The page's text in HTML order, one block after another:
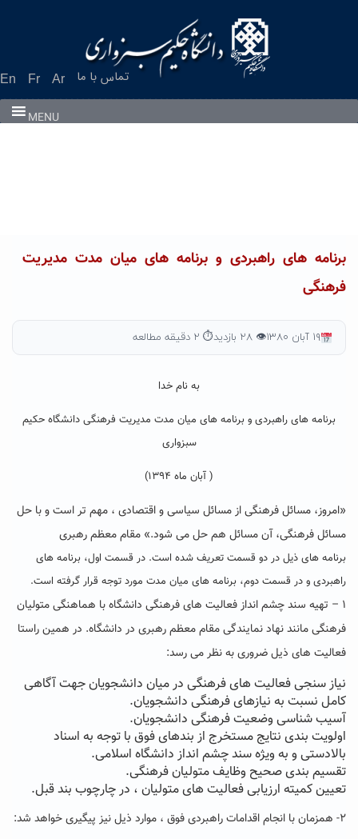
En Fr Ar تماس با ما
MENU
برنامه های راهبردی و برنامه های میان مدت مدیریت
فرهنگی
۱۹ آبان ۱۳۸۰ 👁 ۲۸ بازدید ⏱ ۲ دقیقه مطالعه
به نام خدا
برنامه های راهبردی و برنامه های میان مدت مدیریت فرهنگی دانشگاه حکیم
سبزواری
( آبان ماه ۱۳۹۴)
«امروز، مسائل فرهنگی از مسائل سیاسی و اقتصادی ، مهم تر است و با حل
مسائل فرهنگی، آن مسائل هم حل می شود.» مقام معظم رهبری
برنامه های ذیل در دو قسمت تعریف شده است. در قسمت اول، برنامه های
راهبردی و در قسمت دوم، برنامه های میان مدت مورد توجه قرار گرفته است.
۱ – تهیه سند چشم انداز فعالیت های فرهنگی دانشگاه با هماهنگی متولیان
فرهنگی مانند نهاد نمایندگی مقام معظم رهبری در دانشگاه. در همین راستا
فعالیت های ذیل ضروری به نظر می رسد:
نیاز سنجی فعالیت های فرهنگی در میان دانشجویان جهت آگاهی
کامل نسبت به نیازهای فرهنگی دانشجویان.
آسیب شناسی وضعیت فرهنگی دانشجویان.
اولویت بندی نتایج مستخرج از بندهای فوق با توجه به اسناد
بالادستی و به ویژه سند چشم انداز دانشگاه اسلامی.
تقسیم بندی صحیح وظایف متولیان فرهنگی.
تعیین کمیته ارزیابی فعالیت های متولیان ، در چارچوب بند قبل.
۲- همزمان با انجام اقدامات راهبردی فوق ، موارد ذیل نیز پیگیری خواهد شد: